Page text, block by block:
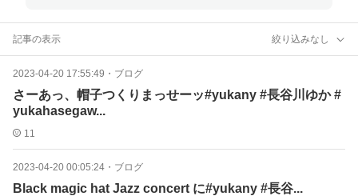
記事の表示 絞り込みなし
2023-04-20 17:55:49 ・ ブログ
さーあっ、帽子つくりまっせーッ#yukany #長谷川ゆか #
yukahasegaw...
11
2023-04-20 00:05:24 ・ ブログ
Black magic hat Jazz concert に#yukany #長谷...